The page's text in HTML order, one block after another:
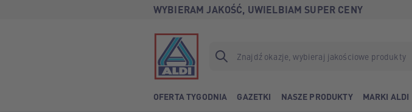
WYBIERAM JAKOŚĆ, UWIELBIAM SUPER CENY
OFERTA TYGODNIA GAZETKI NASZE PRODUKTY MARKI ALDI